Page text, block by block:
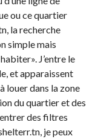
ou ce quartier
la recherche
simple mais
J’entre le
et apparaissent
louer dans la zone
du quartier et des
des filtres
je peux